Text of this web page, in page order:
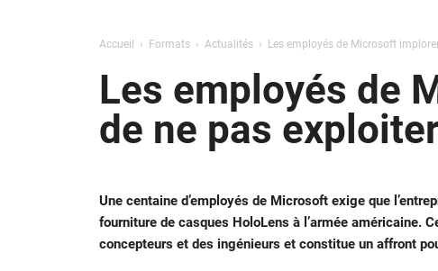
Accueil Formats Actualités Les employés de Microsoft
Les employés de
de ne pas
Une centaine d’employés de Microsoft exige que
fourniture de casques HoloLens à l’armée américaine.
concepteurs et des ingénieurs et constitue un affront